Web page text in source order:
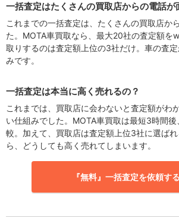
一括査定はたくさんの買取店からの電話が
これまでの一括査定は、たくさんの買取店か
た。MOTA車買取なら、最大20社の査定額を
取りするのは査定額上位の3社だけ。車の査
みです。
一括査定は本当に高く売れるの？
これまでは、買取店に会わないと査定額がわ
い仕組みでした。MOTA車買取は最短3時間
較。加えて、買取店は査定額上位3社に選ば
ら、どうしても高く売れてしまいます。
『無料』一括査定を依頼す